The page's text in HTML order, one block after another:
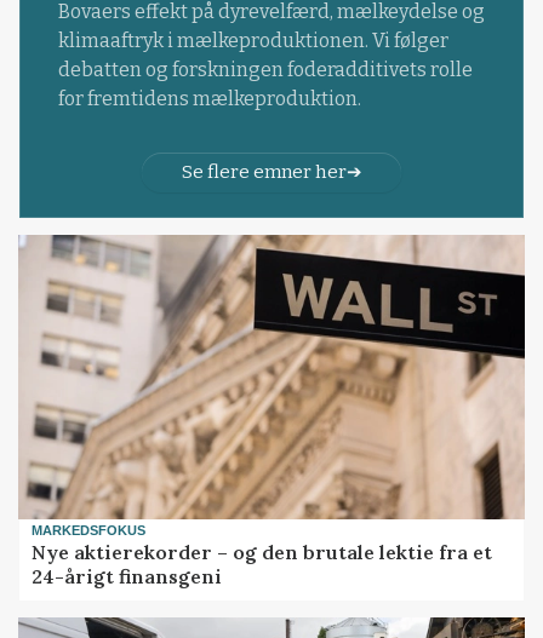
Bovaers effekt på dyrevelfærd, mælkeydelse og
klimaaftryk i mælkeproduktionen. Vi følger
debatten og forskningen foderadditivets rolle
for fremtidens mælkeproduktion.
Se flere emner her
MARKEDSFOKUS
Nye aktierekorder – og den brutale lektie fra et
24-årigt finansgeni